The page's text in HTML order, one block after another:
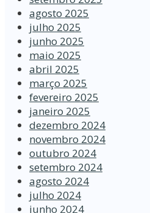
agosto 2025
julho 2025
junho 2025
maio 2025
abril 2025
março 2025
fevereiro 2025
janeiro 2025
dezembro 2024
novembro 2024
outubro 2024
setembro 2024
agosto 2024
julho 2024
junho 2024